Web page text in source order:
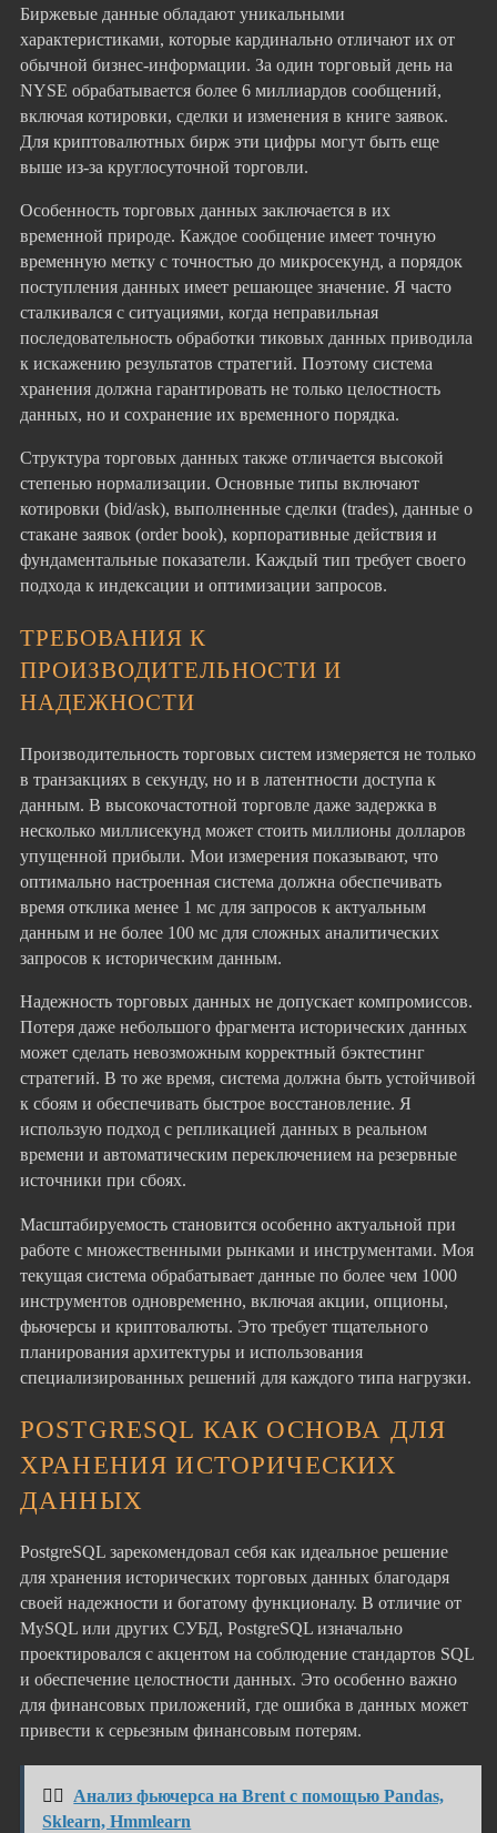
Биржевые данные обладают уникальными
характеристиками, которые кардинально отличают их от
обычной бизнес-информации. За один торговый день на
NYSE обрабатывается более 6 миллиардов сообщений,
включая котировки, сделки и изменения в книге заявок.
Для криптовалютных бирж эти цифры могут быть еще
выше из-за круглосуточной торговли.
Особенность торговых данных заключается в их
временной природе. Каждое сообщение имеет точную
временную метку с точностью до микросекунд, а порядок
поступления данных имеет решающее значение. Я часто
сталкивался с ситуациями, когда неправильная
последовательность обработки тиковых данных приводила
к искажению результатов стратегий. Поэтому система
хранения должна гарантировать не только целостность
данных, но и сохранение их временного порядка.
Структура торговых данных также отличается высокой
степенью нормализации. Основные типы включают
котировки (bid/ask), выполненные сделки (trades), данные о
стакане заявок (order book), корпоративные действия и
фундаментальные показатели. Каждый тип требует своего
подхода к индексации и оптимизации запросов.
ТРЕБОВАНИЯ К
ПРОИЗВОДИТЕЛЬНОСТИ И
НАДЕЖНОСТИ
Производительность торговых систем измеряется не только
в транзакциях в секунду, но и в латентности доступа к
данным. В высокочастотной торговле даже задержка в
несколько миллисекунд может стоить миллионы долларов
упущенной прибыли. Мои измерения показывают, что
оптимально настроенная система должна обеспечивать
время отклика менее 1 мс для запросов к актуальным
данным и не более 100 мс для сложных аналитических
запросов к историческим данным.
Надежность торговых данных не допускает компромиссов.
Потеря даже небольшого фрагмента исторических данных
может сделать невозможным корректный бэктестинг
стратегий. В то же время, система должна быть устойчивой
к сбоям и обеспечивать быстрое восстановление. Я
использую подход с репликацией данных в реальном
времени и автоматическим переключением на резервные
источники при сбоях.
Масштабируемость становится особенно актуальной при
работе с множественными рынками и инструментами. Моя
текущая система обрабатывает данные по более чем 1000
инструментов одновременно, включая акции, опционы,
фьючерсы и криптовалюты. Это требует тщательного
планирования архитектуры и использования
специализированных решений для каждого типа нагрузки.
POSTGRESQL КАК ОСНОВА ДЛЯ
ХРАНЕНИЯ ИСТОРИЧЕСКИХ
ДАННЫХ
PostgreSQL зарекомендовал себя как идеальное решение
для хранения исторических торговых данных благодаря
своей надежности и богатому функционалу. В отличие от
MySQL или других СУБД, PostgreSQL изначально
проектировался с акцентом на соблюдение стандартов SQL
и обеспечение целостности данных. Это особенно важно
для финансовых приложений, где ошибка в данных может
привести к серьезным финансовым потерям.
👉🏻
Анализ фьючерса на Brent с помощью Pandas,
Sklearn, Hmmlearn